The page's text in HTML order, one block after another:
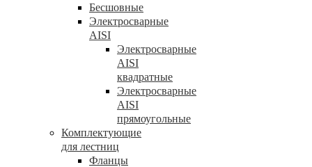
Бесшовные
Электросварные
AISI
Электросварные
AISI
квадратные
Электросварные
AISI
прямоугольные
Комплектующие
для лестниц
Фланцы